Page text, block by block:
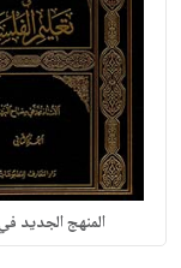
المنهج الجديد